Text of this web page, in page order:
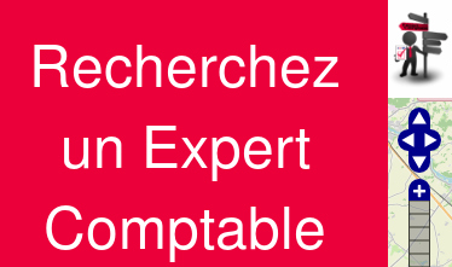
Recherchez
un Expert
Comptable